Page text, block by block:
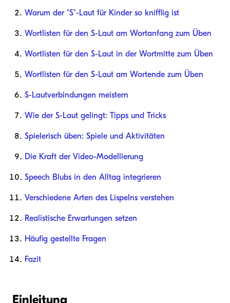
Warum der "S"-Laut für Kinder so knifflig ist
Wortlisten für den S-Laut am Wortanfang zum Üben
Wortlisten für den S-Laut in der Wortmitte zum Üben
Wortlisten für den S-Laut am Wortende zum Üben
S-Lautverbindungen meistern
Wie der S-Laut gelingt: Tipps und Tricks
Spielerisch üben: Spiele und Aktivitäten
Die Kraft der Video-Modellierung
Speech Blubs in den Alltag integrieren
Verschiedene Arten des Lispelns verstehen
Realistische Erwartungen setzen
Häufig gestellte Fragen
Fazit
Einleitung